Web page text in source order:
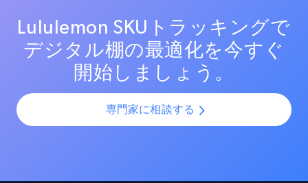
Target - Discover products by category url
URL, Product id, Title, Product description,
Lululemon SKUトラッキングで
デジタル棚の最適化を今すぐ
開始しましょう。
専門家に相談する